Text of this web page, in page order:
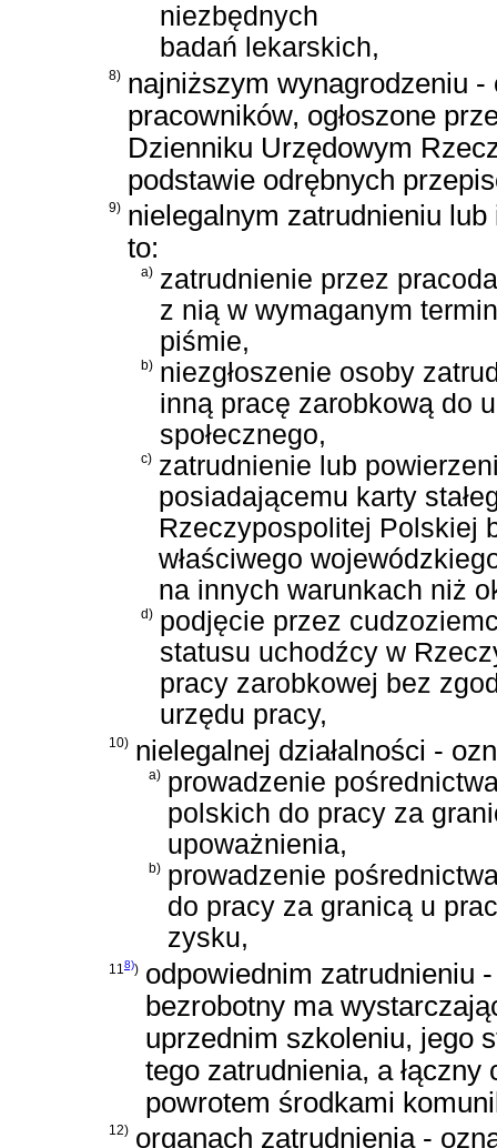
niezbędnych
badań lekarskich,
8) najniższym wynagrodzeniu
pracowników, ogłoszone
Dzienniku Urzędowym
podstawie odrębnych
9) nielegalnym zatrudnieniu
to:
a) zatrudnienie przez
z nią w wymaganym
piśmie,
b) niezgłoszenie osoby
inną pracę zarobkową do
społecznego,
c) zatrudnienie lub
posiadającemu karty
Rzeczypospolitej Polskiej
właściwego
na innych warunkach niż
d) podjęcie przez
statusu uchodźcy w
pracy zarobkowej bez
urzędu pracy,
10) nielegalnej działalności -
a) prowadzenie
polskich do pracy za
upoważnienia,
b) prowadzenie
do pracy za granicą u
zysku,
11 8)) odpowiednim zatrudnieniu
bezrobotny ma
uprzednim szkoleniu, jego
tego zatrudnienia, a
powrotem środkami
12) organach zatrudnienia -